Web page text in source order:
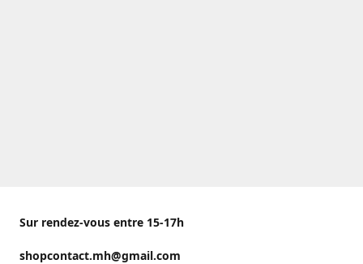
Sur rendez-vous entre 15-17h
shopcontact.mh@gmail.com